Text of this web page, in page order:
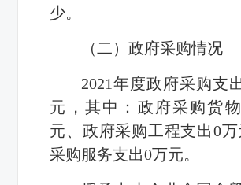
少。
（二）政府采购情况
2021年度政府采购支
元，其中：政府采购货
元、政府采购工程支出0
采购服务支出0万元。